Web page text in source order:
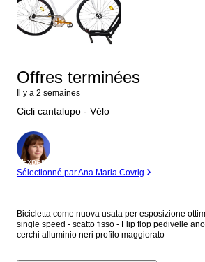
Offres terminées
Il y a 2 semaines
Cicli cantalupo - Vélo
Expert
Sélectionné par Ana Maria Covrig
Bicicletta come nuova usata per esposizione
single speed - scatto fisso - Flip flop pedivelle
cerchi alluminio neri profilo maggiorato